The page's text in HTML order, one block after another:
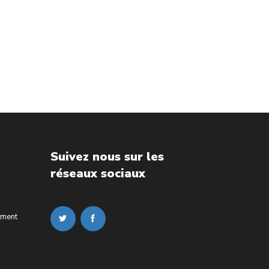
Suivez nous sur les
réseaux sociaux